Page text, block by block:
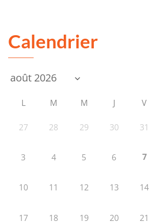
Calendrier
L M M J V
27 28 29 30 31
3 4 5 6 7
10 11 12 13 14
17 18 19 20 21